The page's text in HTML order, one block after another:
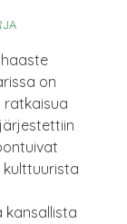
on
kulttuurista
kansallista